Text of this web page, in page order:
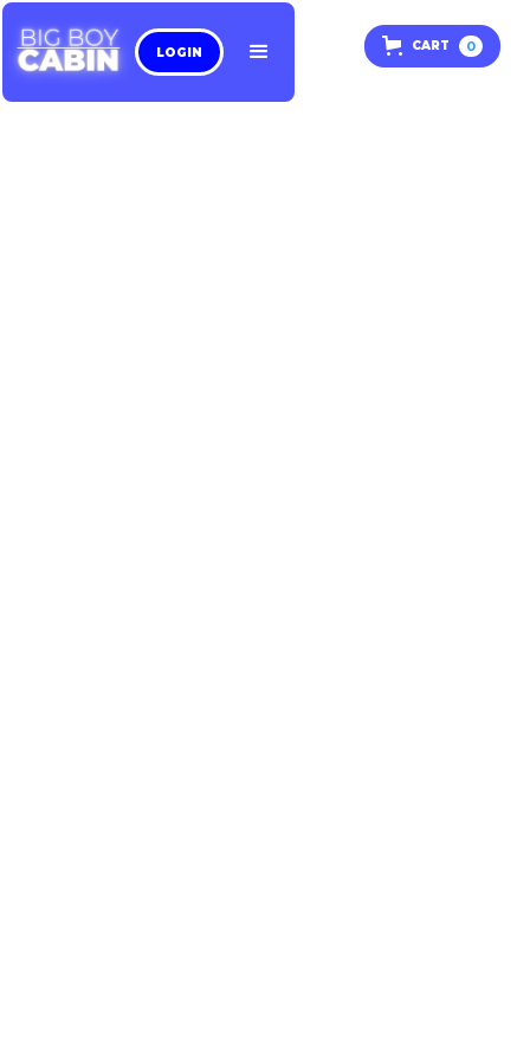
CART 0
LOGIN